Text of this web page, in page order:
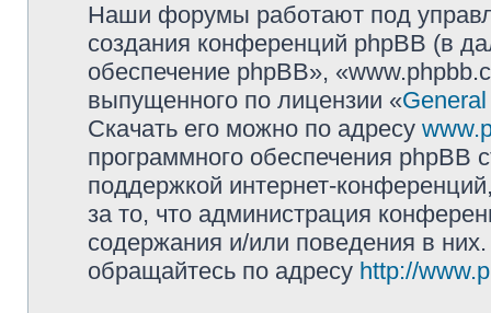
Наши форумы работают под
создания конференций phpBB (в
обеспечение phpBB»,
выпущенного по лицензии «
Скачать его можно по адресу
программного обеспечения phpBB
поддержкой интернет-
за то, что администрация
содержания и/или поведения в
обращайтесь по адресу http://